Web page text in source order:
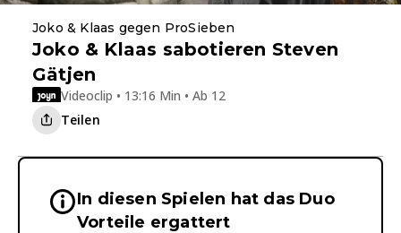
Joko & Klaas gegen ProSieben
Joko & Klaas sabotieren Steven
Gätjen
Videoclip • 13:16 Min • Ab 12
Teilen
Wichtige Hinweise &
In diesen Spielen hat das Duo
Vorteile ergattert